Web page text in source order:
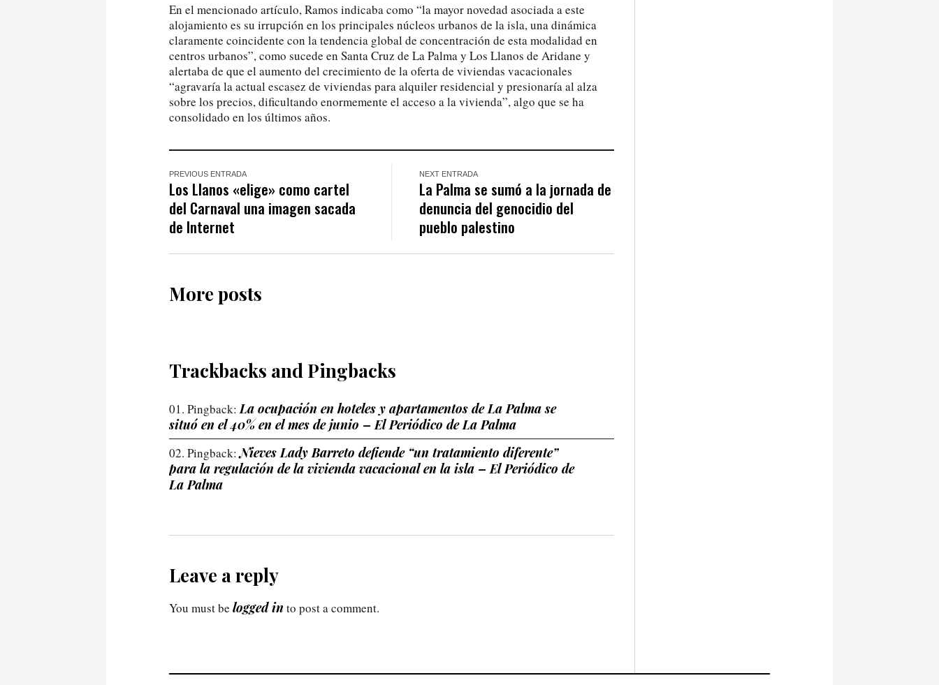
En el mencionado artículo, Ramos indicaba como “la mayor novedad asociada a este
alojamiento es su irrupción en los principales núcleos urbanos de la isla, una dinámica
claramente coincidente con la tendencia global de concentración de esta modalidad en
centros urbanos”, como sucede en Santa Cruz de La Palma y Los Llanos de Aridane y
alertaba de que el aumento del crecimiento de la oferta de viviendas vacacionales
“agravaría la actual escasez de viviendas para alquiler residencial y presionaría al alza
sobre los precios, dificultando enormemente el acceso a la vivienda”, algo que se ha
consolidado en los últimos años.
PREVIOUS ENTRADA
Los Llanos «elige» como cartel
del Carnaval una imagen sacada
de Internet
NEXT ENTRADA
La Palma se sumó a la jornada de
denuncia del genocidio del
pueblo palestino
More posts
Trackbacks and Pingbacks
Pingback:La ocupación en hoteles y apartamentos de La Palma se
situó en el 40% en el mes de junio – El Periódico de La Palma
Pingback:Nieves Lady Barreto defiende “un tratamiento diferente”
para la regulación de la vivienda vacacional en la isla – El Periódico de
La Palma
Leave a reply
You must be logged in to post a comment.